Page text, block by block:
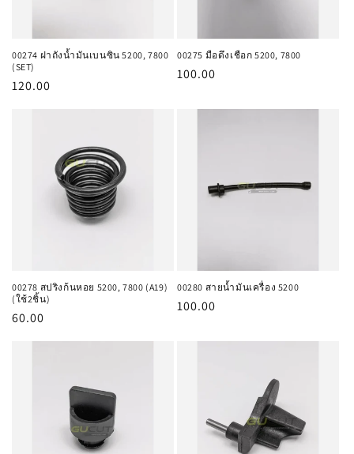
00274 ฝาถังน้ำมันเบนซิน 5200, 7800
(SET)
ราคา
120.00
00275 มือดึงเชือก 5200, 7800
ราคา
100.00
00278 สปริงก้นหอย 5200, 7800 (A19)
(ใช้2ชิ้น)
ราคา
60.00
00280 สายน้ำมันเครื่อง 5200
ราคา
100.00